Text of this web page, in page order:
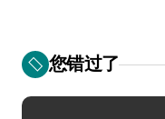
您错过了